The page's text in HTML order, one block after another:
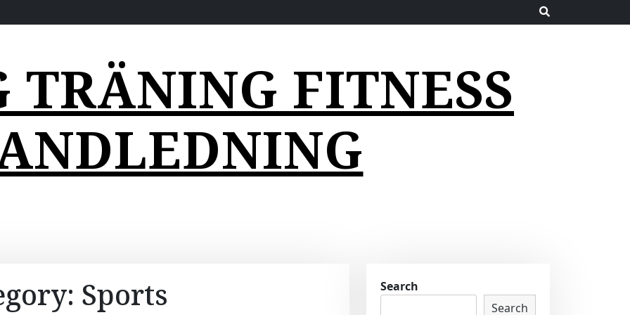
TRÄNING FITNESS
Sports
Search
Search